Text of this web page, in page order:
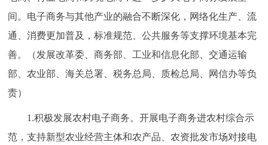
间。电子商务与其他产业的融合不断深化，网络化生产、流
通、消费更加普及，标准规范、公共服务等支撑环境基本完
善。（发展改革委、商务部、工业和信息化部、交通运输
部、农业部、海关总署、税务总局、质检总局、网信办等负
责）
1.积极发展农村电子商务。开展电子商务进农村综合示
范，支持新型农业经营主体和农产品、农资批发市场对接电